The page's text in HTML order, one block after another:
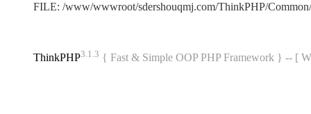
FILE: /www/wwwroot/sdershouqmj.com/ThinkPHP/
ThinkPHP3.1.3 { Fast & Simple OOP PHP Framework } -- [